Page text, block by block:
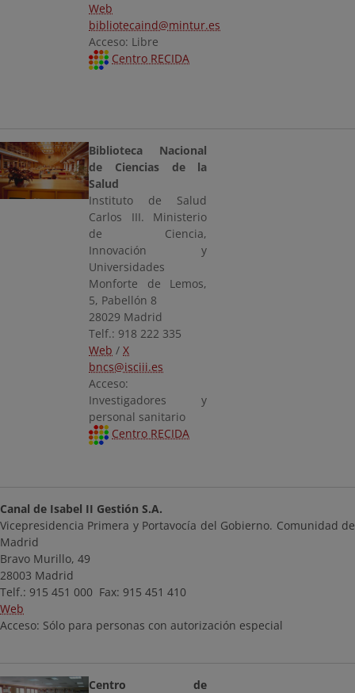
Web
bibliotecaind@mintur.es
Acceso: Libre
Centro RECIDA
Biblioteca Nacional
de Ciencias de la
Salud
Instituto de Salud
Carlos III. Ministerio
de Ciencia,
Innovación y
Universidades
Monforte de Lemos,
5, Pabellón 8
28029 Madrid
Telf.: 918 222 335
Web / X
bncs@isciii.es
Acceso:
Investigadores y
personal sanitario
Centro RECIDA
Canal de Isabel II Gestión S.A.
Vicepresidencia Primera y Portavocía del Gobierno. Comunidad de
Madrid
Bravo Murillo, 49
28003 Madrid
Telf.: 915 451 000 Fax: 915 451 410
Web
Acceso: Sólo para personas con autorización especial
Centro de